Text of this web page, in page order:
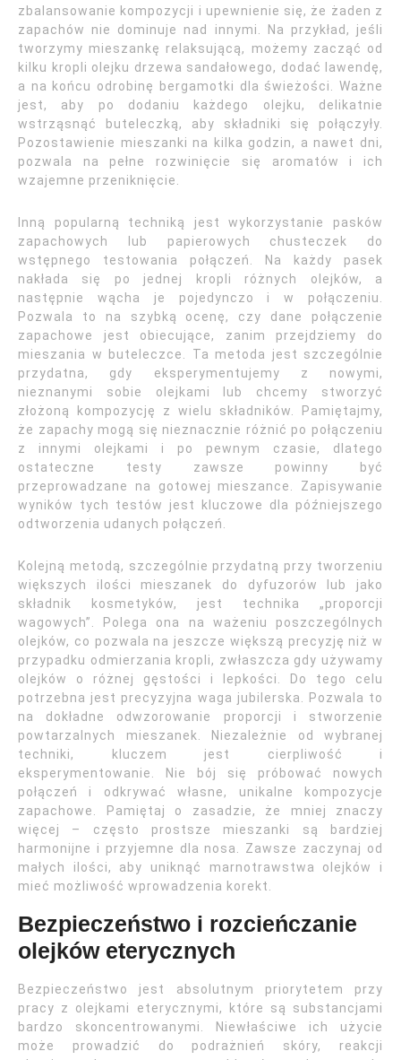
zbalansowanie kompozycji i upewnienie się, że żaden z
zapachów nie dominuje nad innymi. Na przykład, jeśli
tworzymy mieszankę relaksującą, możemy zacząć od
kilku kropli olejku drzewa sandałowego, dodać lawendę,
a na końcu odrobinę bergamotki dla świeżości. Ważne
jest, aby po dodaniu każdego olejku, delikatnie
wstrząsnąć buteleczką, aby składniki się połączyły.
Pozostawienie mieszanki na kilka godzin, a nawet dni,
pozwala na pełne rozwinięcie się aromatów i ich
wzajemne przeniknięcie.
Inną popularną techniką jest wykorzystanie pasków
zapachowych lub papierowych chusteczek do
wstępnego testowania połączeń. Na każdy pasek
nakłada się po jednej kropli różnych olejków, a
następnie wącha je pojedynczo i w połączeniu.
Pozwala to na szybką ocenę, czy dane połączenie
zapachowe jest obiecujące, zanim przejdziemy do
mieszania w buteleczce. Ta metoda jest szczególnie
przydatna, gdy eksperymentujemy z nowymi,
nieznanymi sobie olejkami lub chcemy stworzyć
złożoną kompozycję z wielu składników. Pamiętajmy,
że zapachy mogą się nieznacznie różnić po połączeniu
z innymi olejkami i po pewnym czasie, dlatego
ostateczne testy zawsze powinny być
przeprowadzane na gotowej mieszance. Zapisywanie
wyników tych testów jest kluczowe dla późniejszego
odtworzenia udanych połączeń.
Kolejną metodą, szczególnie przydatną przy tworzeniu
większych ilości mieszanek do dyfuzorów lub jako
składnik kosmetyków, jest technika „proporcji
wagowych”. Polega ona na ważeniu poszczególnych
olejków, co pozwala na jeszcze większą precyzję niż w
przypadku odmierzania kropli, zwłaszcza gdy używamy
olejków o różnej gęstości i lepkości. Do tego celu
potrzebna jest precyzyjna waga jubilerska. Pozwala to
na dokładne odwzorowanie proporcji i stworzenie
powtarzalnych mieszanek. Niezależnie od wybranej
techniki, kluczem jest cierpliwość i
eksperymentowanie. Nie bój się próbować nowych
połączeń i odkrywać własne, unikalne kompozycje
zapachowe. Pamiętaj o zasadzie, że mniej znaczy
więcej – często prostsze mieszanki są bardziej
harmonijne i przyjemne dla nosa. Zawsze zaczynaj od
małych ilości, aby uniknąć marnotrawstwa olejków i
mieć możliwość wprowadzenia korekt.
Bezpieczeństwo i rozcieńczanie
olejków eterycznych
Bezpieczeństwo jest absolutnym priorytetem przy
pracy z olejkami eterycznymi, które są substancjami
bardzo skoncentrowanymi. Niewłaściwe ich użycie
może prowadzić do podrażnień skóry, reakcji